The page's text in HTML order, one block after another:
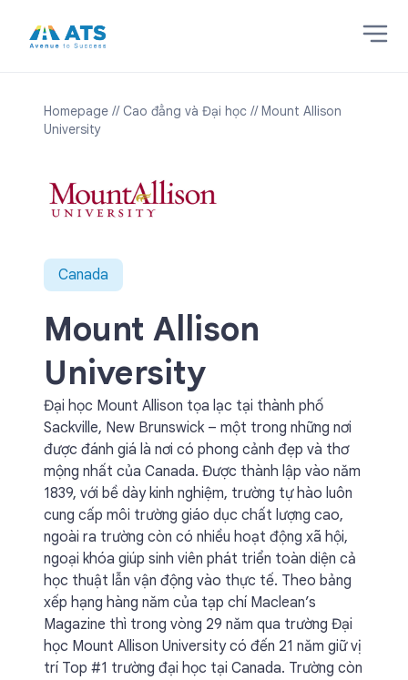
Homepage // Cao đẳng và Đại học // Mount Allison
University
Canada
Mount Allison
University
Đại học Mount Allison tọa lạc tại thành phố
Sackville, New Brunswick – một trong những nơi
được đánh giá là nơi có phong cảnh đẹp và thơ
mộng nhất của Canada. Được thành lập vào năm
1839, với bề dày kinh nghiệm, trường tự hào luôn
cung cấp môi trường giáo dục chất lượng cao,
ngoài ra trường còn có nhiều hoạt động xã hội,
ngoại khóa giúp sinh viên phát triển toàn diện cả
học thuật lẫn vận động vào thực tế. Theo bảng
xếp hạng hàng năm của tạp chí Maclean’s
Magazine thì trong vòng 29 năm qua trường Đại
học Mount Allison University có đến 21 năm giữ vị
trí Top #1 trường đại học tại Canada. Trường còn